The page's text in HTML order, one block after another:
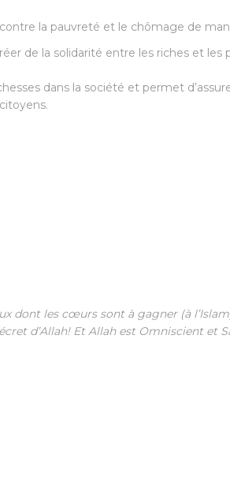
la pauvreté et le chômage de
de la solidarité entre les riches et les
dans la société et permet
dont les cœurs sont à gagner (à
d’Allah! Et Allah est Omniscient et